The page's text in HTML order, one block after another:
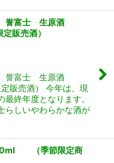
誉富士 生原酒
販売酒）
誉富士 生原酒
売酒） 今年は、現
終年度となります。
らしいやわらかな酒が
（季節限定商